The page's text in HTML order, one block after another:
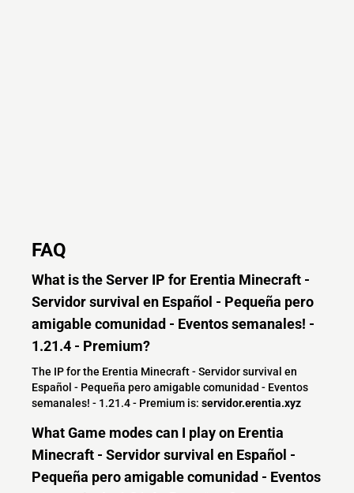
FAQ
What is the Server IP for Erentia Minecraft -
Servidor survival en Español - Pequeña pero
amigable comunidad - Eventos semanales! -
1.21.4 - Premium?
The IP for the Erentia Minecraft - Servidor survival en
Español - Pequeña pero amigable comunidad - Eventos
semanales! - 1.21.4 - Premium is: servidor.erentia.xyz
What Game modes can I play on Erentia
Minecraft - Servidor survival en Español -
Pequeña pero amigable comunidad - Eventos